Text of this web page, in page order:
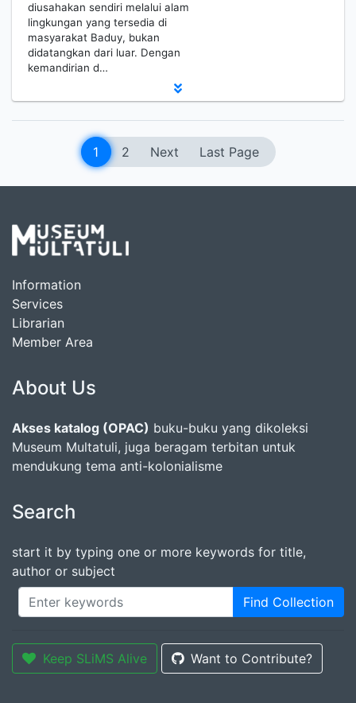
diusahakan sendiri melalui alam
lingkungan yang tersedia di
masyarakat Baduy, bukan
didatangkan dari luar. Dengan
kemandirian d…
1 2 Next Last Page
Information
Services
Librarian
Member Area
About Us
Akses katalog (OPAC) buku-buku yang dikoleksi
Museum Multatuli, juga beragam terbitan untuk
mendukung tema anti-kolonialisme
Search
start it by typing one or more keywords for title,
author or subject
Find Collection
Keep SLiMS Alive Want to Contribute?